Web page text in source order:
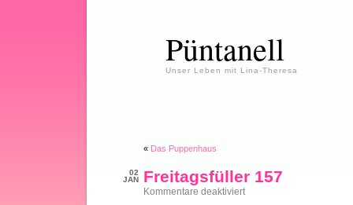
Püntanell
Unser Leben mit Lina-Theresa
« Das Puppenhaus
02
JAN
Freitagsfüller 157
Kommentare deaktiviertfür